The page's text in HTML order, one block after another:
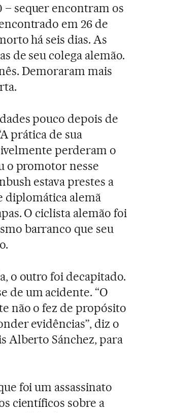
– sequer encontram os
em 26 de
há seis dias. As
de seu colega alemão.
Demoraram mais
pouco depois de
prática de sua
perderam o
o promotor nesse
estava prestes a
diplomática alemã
O ciclista alemão foi
barranco que seu
o outro foi decapitado.
de um acidente. “O
não o fez de propósito
evidências”, diz o
Alberto Sánchez, para
foi um assassinato
científicos sobre a